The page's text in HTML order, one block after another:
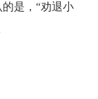
的是，“劝退小